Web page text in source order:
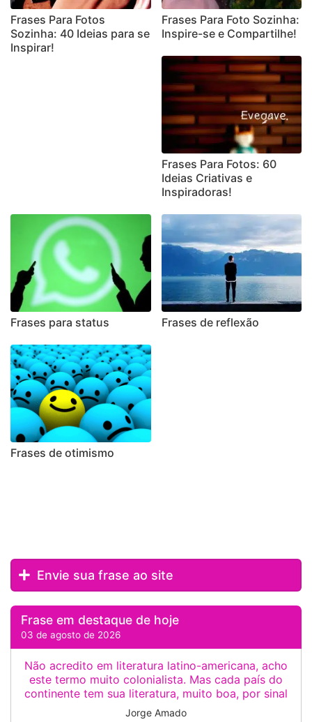
Frases Para Fotos
Sozinha: 40 Ideias para se
Inspirar!
Frases Para Foto Sozinha:
Inspire-se e Compartilhe!
Frases Para Fotos: 60
Ideias Criativas e
Inspiradoras!
Frases para status Frases de reflexão
Frases de otimismo
Envie sua frase ao site
Frase em destaque de hoje
03 de agosto de 2026
Não acredito em literatura latino-americana, acho
este termo muito colonialista. Mas cada país do
continente tem sua literatura, muito boa, por sinal
Jorge Amado